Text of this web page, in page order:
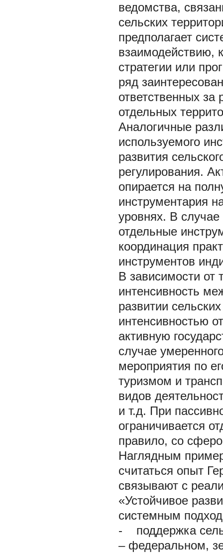
ведомства,
сельских
предполагает
взаимодействию,
стратегии или
ряд
ответственных за
отдельных
Аналогичные
используемого
развития
регулирования.
опирается на
инструментария
уровнях. В случае
отдельные
координация
инструментов
В зависимости от
интенсивность
развитии
интенсивностью
активную
случае
мероприятия по
туризмом и
видов
и т.д. При
ограничивается
правило, со
Наглядным
считаться опыт
связывают с
«Устойчивое
системным
-
поддержка
– федеральном,